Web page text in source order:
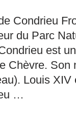
Condrieu
du Parc
est
Chèvre. Son
Louis
…